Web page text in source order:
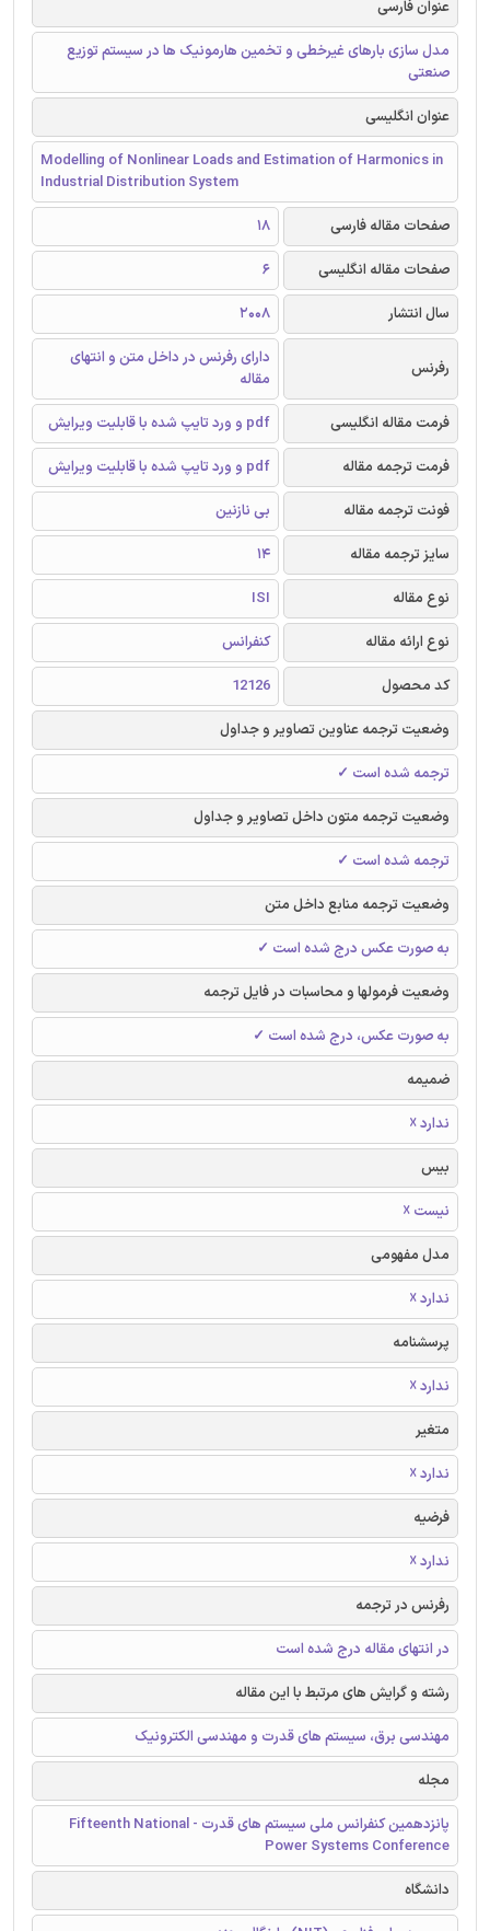
عنوان فارسی
مدل سازی بارهای غیرخطی و تخمین هارمونیک ها در سیستم توزیع
صنعتی
عنوان انگلیسی
Modelling of Nonlinear Loads and Estimation of Harmonics in
Industrial Distribution System
صفحات مقاله فارسی
18
صفحات مقاله انگلیسی
6
سال انتشار
2008
رفرنس
دارای رفرنس در داخل متن و انتهای
مقاله
فرمت مقاله انگلیسی
pdf و ورد تایپ شده با قابلیت ویرایش
فرمت ترجمه مقاله
pdf و ورد تایپ شده با قابلیت ویرایش
فونت ترجمه مقاله
بی نازنین
سایز ترجمه مقاله
14
نوع مقاله
ISI
نوع ارائه مقاله
کنفرانس
کد محصول
12126
وضعیت ترجمه عناوین تصاویر و جداول
ترجمه شده است ✓
وضعیت ترجمه متون داخل تصاویر و جداول
ترجمه شده است ✓
وضعیت ترجمه منابع داخل متن
به صورت عکس درج شده است ✓
وضعیت فرمولها و محاسبات در فایل ترجمه
به صورت عکس، درج شده است ✓
ضمیمه
ندارد ☓
بیس
نیست ☓
مدل مفهومی
ندارد ☓
پرسشنامه
ندارد ☓
متغیر
ندارد ☓
فرضیه
ندارد ☓
رفرنس در ترجمه
در انتهای مقاله درج شده است
رشته و گرایش های مرتبط با این مقاله
مهندسی برق، سیستم های قدرت و مهندسی الکترونیک
مجله
پانزدهمین کنفرانس ملی سیستم های قدرت - Fifteenth National
Power Systems Conference
دانشگاه